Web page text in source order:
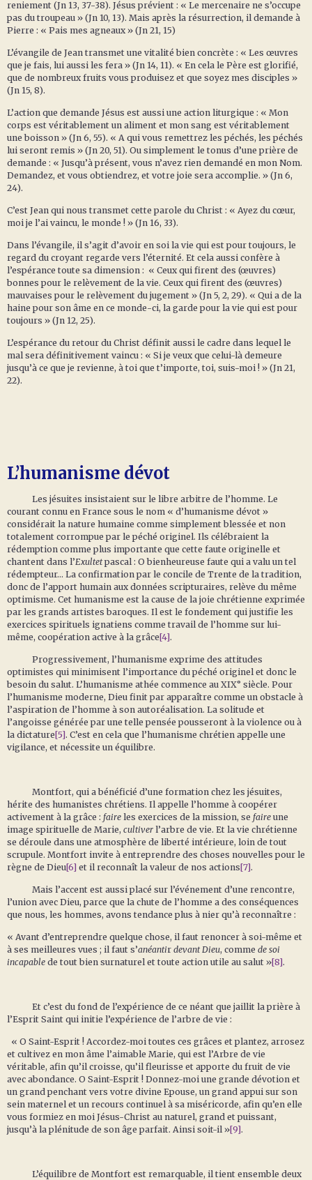
reniement (Jn 13, 37-38). Jésus prévient : « Le mercenaire ne s’occupe
pas du troupeau » (Jn 10, 13). Mais après la résurrection, il demande à
Pierre : « Pais mes agneaux » (Jn 21, 15)
L’évangile de Jean transmet une vitalité bien concrète : « Les œuvres
que je fais, lui aussi les fera » (Jn 14, 11). « En cela le Père est glorifié,
que de nombreux fruits vous produisez et que soyez mes disciples »
(Jn 15, 8).
L’action que demande Jésus est aussi une action liturgique : « Mon
corps est véritablement un aliment et mon sang est véritablement
une boisson » (Jn 6, 55). « A qui vous remettrez les péchés, les péchés
lui seront remis » (Jn 20, 51). Ou simplement le tonus d’une prière de
demande : « Jusqu’à présent, vous n’avez rien demandé en mon Nom.
Demandez, et vous obtiendrez, et votre joie sera accomplie. » (Jn 6,
24).
C’est Jean qui nous transmet cette parole du Christ : « Ayez du cœur,
moi je l’ai vaincu, le monde ! » (Jn 16, 33).
Dans l’évangile, il s’agit d’avoir en soi la vie qui est pour toujours, le
regard du croyant regarde vers l’éternité. Et cela aussi confère à
l’espérance toute sa dimension : « Ceux qui firent des (œuvres)
bonnes pour le relèvement de la vie. Ceux qui firent des (œuvres)
mauvaises pour le relèvement du jugement » (Jn 5, 2, 29). « Qui a de la
haine pour son âme en ce monde-ci, la garde pour la vie qui est pour
toujours » (Jn 12, 25).
L’espérance du retour du Christ définit aussi le cadre dans lequel le
mal sera définitivement vaincu : « Si je veux que celui-là demeure
jusqu’à ce que je revienne, à toi que t’importe, toi, suis-moi ! » (Jn 21,
22).
L’humanisme dévot
Les jésuites insistaient sur le libre arbitre de l’homme. Le
courant connu en France sous le nom « d’humanisme dévot »
considérait la nature humaine comme simplement blessée et non
totalement corrompue par le péché originel. Ils célébraient la
rédemption comme plus importante que cette faute originelle et
chantent dans l’Exultetpascal : O bienheureuse faute qui a valu un tel
rédempteur… La confirmation par le concile de Trente de la tradition,
donc de l’apport humain aux données scripturaires, relève du même
optimisme. Cet humanisme est la cause de la joie chrétienne exprimée
par les grands artistes baroques. Il est le fondement qui justifie les
exercices spirituels ignatiens comme travail de l’homme sur lui-
même, coopération active à la grâce[4].
Progressivement, l’humanisme exprime des attitudes
optimistes qui minimisent l’importance du péché originel et donc le
besoin du salut. L’humanisme athée commence au XIX° siècle. Pour
l’humanisme moderne, Dieu finit par apparaître comme un obstacle à
l’aspiration de l’homme à son autoréalisation. La solitude et
l’angoisse générée par une telle pensée pousseront à la violence ou à
la dictature[5]. C’est en cela que l’humanisme chrétien appelle une
vigilance, et nécessite un équilibre.
Montfort, qui a bénéficié d’une formation chez les jésuites,
hérite des humanistes chrétiens. Il appelle l’homme à coopérer
activement à la grâce : faire les exercices de la mission, se faire une
image spirituelle de Marie, cultiver l’arbre de vie. Et la vie chrétienne
se déroule dans une atmosphère de liberté intérieure, loin de tout
scrupule. Montfort invite à entreprendre des choses nouvelles pour le
règne de Dieu[6] et il reconnaît la valeur de nos actions[7].
Mais l’accent est aussi placé sur l’événement d’une rencontre,
l’union avec Dieu, parce que la chute de l’homme a des conséquences
que nous, les hommes, avons tendance plus à nier qu’à reconnaître :
« Avant d’entreprendre quelque chose, il faut renoncer à soi-même et
à ses meilleures vues ; il faut s’anéantir devant Dieu, comme de soi
incapable de tout bien surnaturel et toute action utile au salut »[8].
Et c’est du fond de l’expérience de ce néant que jaillit la prière à
l’Esprit Saint qui initie l’expérience de l’arbre de vie :
« O Saint-Esprit ! Accordez-moi toutes ces grâces et plantez, arrosez
et cultivez en mon âme l’aimable Marie, qui est l’Arbre de vie
véritable, afin qu’il croisse, qu’il fleurisse et apporte du fruit de vie
avec abondance. O Saint-Esprit ! Donnez-moi une grande dévotion et
un grand penchant vers votre divine Epouse, un grand appui sur son
sein maternel et un recours continuel à sa miséricorde, afin qu’en elle
vous formiez en moi Jésus-Christ au naturel, grand et puissant,
jusqu’à la plénitude de son âge parfait. Ainsi soit-il »[9].
L’équilibre de Montfort est remarquable, il tient ensemble deux